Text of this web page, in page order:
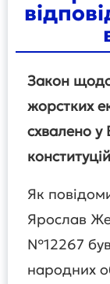
Закон
жорстких
схвалено у
Як
Ярослав
№12267
народних